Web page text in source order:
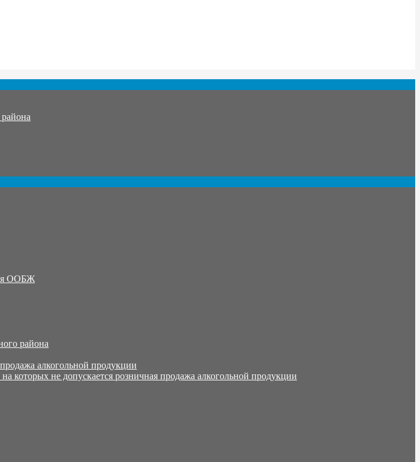
ООБЖ
района
алкогольной продукции
которых не допускается розничная продажа алкогольной продукции